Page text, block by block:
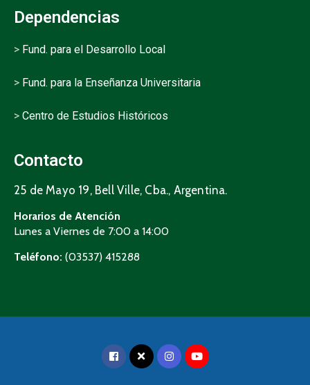
Dependencias
> Fund. para el Desarrollo Local
> Fund. para la Enseñanza Universitaria
> Centro de Estudios Históricos
Contacto
25 de Mayo 19, Bell Ville, Cba., Argentina.
Horarios de Atención
Lunes a Viernes de 7:00 a 14:00
Teléfono: (03537) 415288